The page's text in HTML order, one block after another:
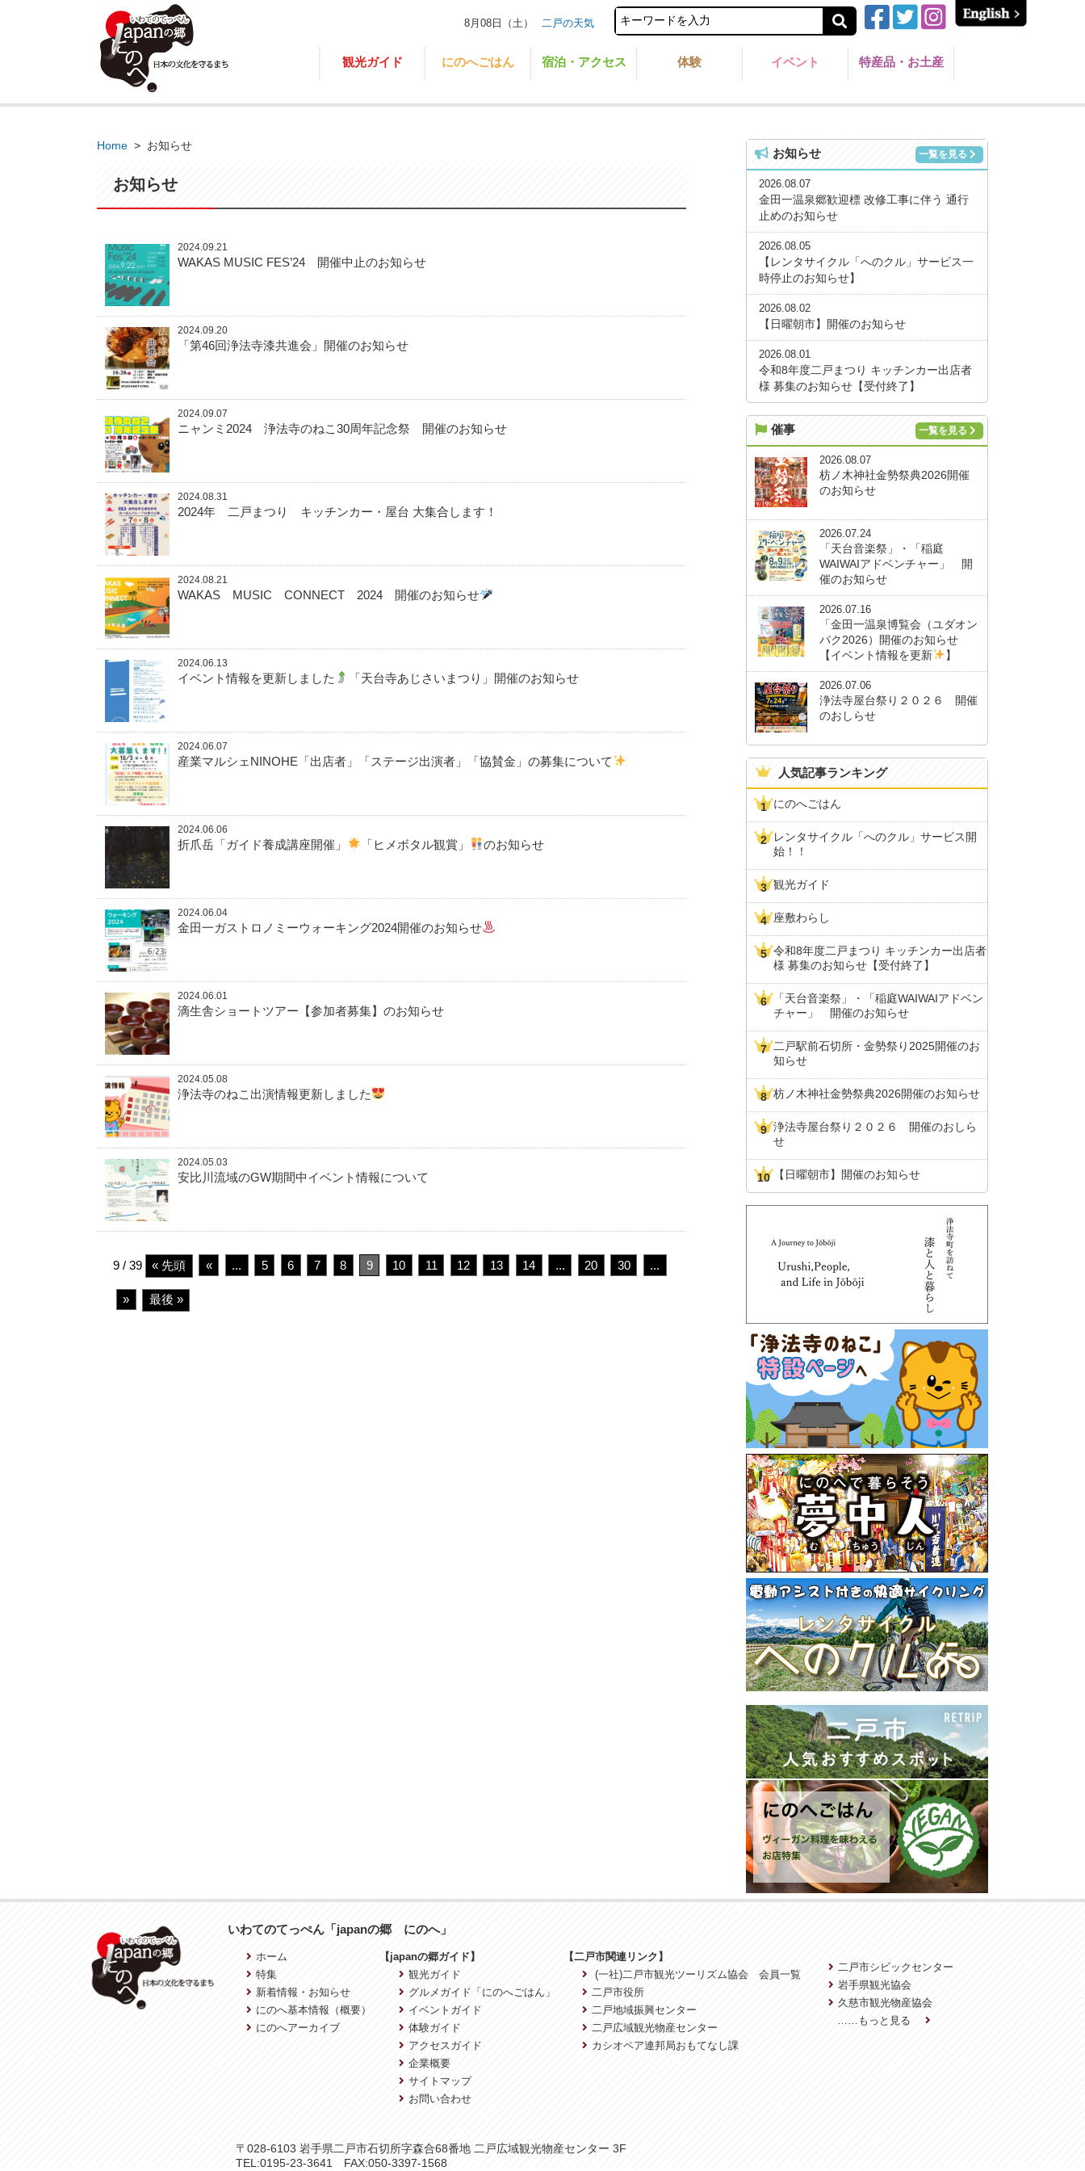
8月08日（土） 二戸の天気
観光ガイド にのへごはん 宿泊・アクセス 体験 イベント 特産品・お土産
Home > お知らせ
お知らせ
2024.09.21
WAKAS MUSIC FES’24 開催中止のお知らせ
2024.09.20
「第46回浄法寺漆共進会」開催のお知らせ
2024.09.07
ニャンミ2024 浄法寺のねこ30周年記念祭 開催のお知らせ
2024.08.31
2024年 二戸まつり キッチンカー・屋台 大集合します！
2024.08.21
WAKAS MUSIC CONNECT 2024 開催のお知らせ
2024.06.13
イベント情報を更新しました 「天台寺あじさいまつり」開催のお知らせ
2024.06.07
産業マルシェNINOHE「出店者」「ステージ出演者」「協賛金」の募集について
2024.06.06
折爪岳「ガイド養成講座開催」 「ヒメボタル観賞」 のお知らせ
2024.06.04
金田一ガストロノミーウォーキング2024開催のお知らせ
2024.06.01
滴生舎ショートツアー【参加者募集】のお知らせ
2024.05.08
浄法寺のねこ出演情報更新しました
2024.05.03
安比川流域のGW期間中イベント情報について
9 / 39 « 先頭 « ... 5 6 7 8 9 10 11 12 13 14 ... 20 30 ...
» 最後 »
お知らせ 一覧を見る
2026.08.07
金田一温泉郷歓迎標 改修工事に伴う 通行
止めのお知らせ
2026.08.05
【レンタサイクル「へのクル」サービス一
時停止のお知らせ】
2026.08.02
【日曜朝市】開催のお知らせ
2026.08.01
令和8年度二戸まつり キッチンカー出店者
様 募集のお知らせ【受付終了】
催事 一覧を見る
2026.08.07
枋ノ木神社金勢祭典2026開催
のお知らせ
2026.07.24
「天台音楽祭」・「稲庭
WAIWAIアドベンチャー」 開
催のお知らせ
2026.07.16
「金田一温泉博覧会（ユダオン
パク2026）開催のお知らせ
【イベント情報を更新
】
2026.07.06
浄法寺屋台祭り２０２６ 開催
のおしらせ
人気記事ランキング
にのへごはん
レンタサイクル「へのクル」サービス開
始！！
観光ガイド
座敷わらし
令和8年度二戸まつり キッチンカー出店者
様 募集のお知らせ【受付終了】
「天台音楽祭」・「稲庭WAIWAIアドベン
チャー」 開催のお知らせ
二戸駅前石切所・金勢祭り2025開催のお
知らせ
枋ノ木神社金勢祭典2026開催のお知らせ
浄法寺屋台祭り２０２６ 開催のおしら
せ
【日曜朝市】開催のお知らせ
いわてのてっぺん「japanの郷 にのへ」
ホーム
特集
新着情報・お知らせ
にのへ基本情報（概要）
にのへアーカイブ
【japanの郷ガイド】
観光ガイド
グルメガイド「にのへごはん」
イベントガイド
体験ガイド
アクセスガイド
企業概要
サイトマップ
お問い合わせ
【二戸市関連リンク】
(一社)二戸市観光ツーリズム協会 会員一覧
二戸市役所
二戸地域振興センター
二戸広域観光物産センター
カシオペア連邦局おもてなし課
二戸市シビックセンター
岩手県観光協会
久慈市観光物産協会
……もっと見る
〒028-6103 岩手県二戸市石切所字森合68番地 二戸広域観光物産センター 3F
TEL:0195-23-3641 FAX:050-3397-1568